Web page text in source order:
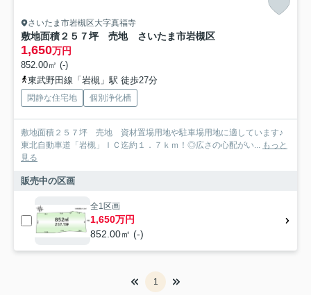
さいたま市岩槻区大字真福寺
敷地面積２５７坪 売地 さいたま市岩槻区
1,650万円
852.00㎡ (-)
東武野田線「岩槻」駅 徒歩27分
閑静な住宅地 個別浄化槽
敷地面積２５７坪 売地 資材置場用地や駐車場用地に適しています♪
東北自動車道「岩槻」ＩＣ迄約１．７ｋｍ！◎広さの心配がい... もっと
見る
販売中の区画
全1区画
1,650万円
852.00㎡ (-)
1